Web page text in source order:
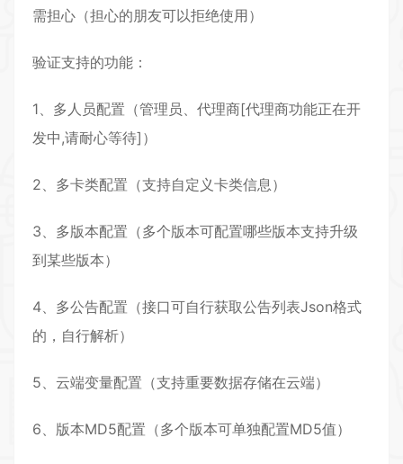
需担心（担心的朋友可以拒绝使用）
验证支持的功能：
1、多人员配置（管理员、代理商[代理商功能正在开
发中,请耐心等待]）
2、多卡类配置（支持自定义卡类信息）
3、多版本配置（多个版本可配置哪些版本支持升级
到某些版本）
4、多公告配置（接口可自行获取公告列表Json格式
的，自行解析）
5、云端变量配置（支持重要数据存储在云端）
6、版本MD5配置（多个版本可单独配置MD5值）